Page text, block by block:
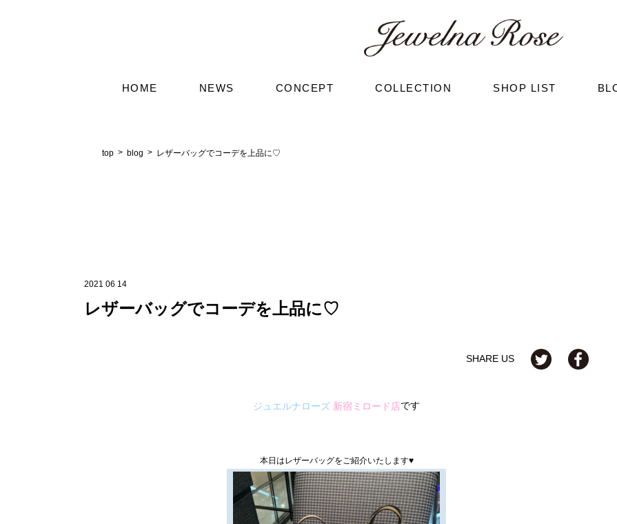
HOME NEWS CONCEPT COLLECTION SHOP LIST
top blog レザーバッグでコーデを上品に♡
2021 06 14
レザーバッグでコーデを上品に♡
SHARE US
ジュエルナローズ 新宿ミロード店です
本日はレザーバッグをご紹介いたします♥